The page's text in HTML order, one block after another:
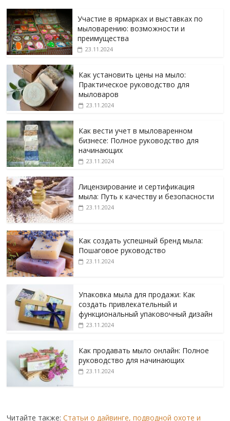
Участие в ярмарках и выставках по
мыловарению: возможности и
преимущества
23.11.2024
Как установить цены на мыло:
Практическое руководство для
мыловаров
23.11.2024
Как вести учет в мыловаренном
бизнесе: Полное руководство для
начинающих
23.11.2024
Лицензирование и сертификация
мыла: Путь к качеству и безопасности
23.11.2024
Как создать успешный бренд мыла:
Пошаговое руководство
23.11.2024
Упаковка мыла для продажи: Как
создать привлекательный и
функциональный упаковочный дизайн
23.11.2024
Как продавать мыло онлайн: Полное
руководство для начинающих
23.11.2024
Читайте также:Статьи о дайвинге, подводной охоте и